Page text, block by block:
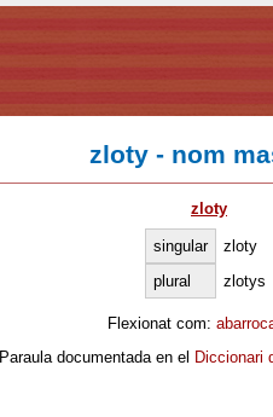
zloty - nom
zloty
singular
zloty
plural
zlotys
Flexionat com:
Paraula documentada en el Diccionari